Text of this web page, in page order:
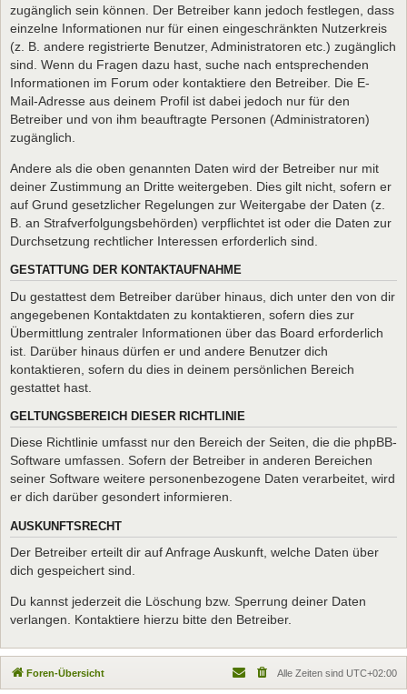
zugänglich sein können. Der Betreiber kann jedoch festlegen, dass
einzelne Informationen nur für einen eingeschränkten Nutzerkreis
(z. B. andere registrierte Benutzer, Administratoren etc.) zugänglich
sind. Wenn du Fragen dazu hast, suche nach entsprechenden
Informationen im Forum oder kontaktiere den Betreiber. Die E-
Mail-Adresse aus deinem Profil ist dabei jedoch nur für den
Betreiber und von ihm beauftragte Personen (Administratoren)
zugänglich.
Andere als die oben genannten Daten wird der Betreiber nur mit
deiner Zustimmung an Dritte weitergeben. Dies gilt nicht, sofern er
auf Grund gesetzlicher Regelungen zur Weitergabe der Daten (z.
B. an Strafverfolgungsbehörden) verpflichtet ist oder die Daten zur
Durchsetzung rechtlicher Interessen erforderlich sind.
GESTATTUNG DER KONTAKTAUFNAHME
Du gestattest dem Betreiber darüber hinaus, dich unter den von dir
angegebenen Kontaktdaten zu kontaktieren, sofern dies zur
Übermittlung zentraler Informationen über das Board erforderlich
ist. Darüber hinaus dürfen er und andere Benutzer dich
kontaktieren, sofern du dies in deinem persönlichen Bereich
gestattet hast.
GELTUNGSBEREICH DIESER RICHTLINIE
Diese Richtlinie umfasst nur den Bereich der Seiten, die die phpBB-
Software umfassen. Sofern der Betreiber in anderen Bereichen
seiner Software weitere personenbezogene Daten verarbeitet, wird
er dich darüber gesondert informieren.
AUSKUNFTSRECHT
Der Betreiber erteilt dir auf Anfrage Auskunft, welche Daten über
dich gespeichert sind.
Du kannst jederzeit die Löschung bzw. Sperrung deiner Daten
verlangen. Kontaktiere hierzu bitte den Betreiber.
Foren-Übersicht Alle Zeiten sind UTC+02:00